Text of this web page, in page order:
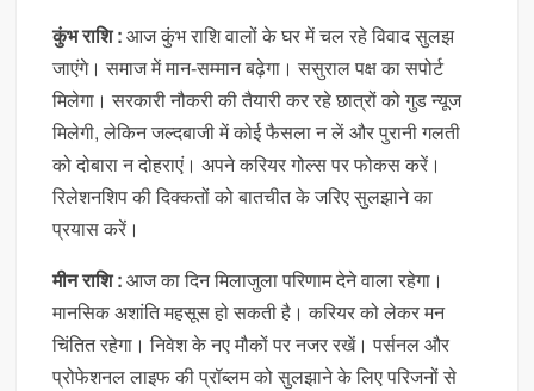
कुंभ राशि :आज कुंभ राशि वालों के घर में चल रहे विवाद सुलझ
जाएंगे। समाज में मान-सम्मान बढ़ेगा। ससुराल पक्ष का सपोर्ट
मिलेगा। सरकारी नौकरी की तैयारी कर रहे छात्रों को गुड न्यूज
मिलेगी, लेकिन जल्दबाजी में कोई फैसला न लें और पुरानी गलती
को दोबारा न दोहराएं। अपने करियर गोल्स पर फोकस करें।
रिलेशनशिप की दिक्कतों को बातचीत के जरिए सुलझाने का
प्रयास करें।
मीन राशि :आज का दिन मिलाजुला परिणाम देने वाला रहेगा।
मानसिक अशांति महसूस हो सकती है। करियर को लेकर मन
चिंतित रहेगा। निवेश के नए मौकों पर नजर रखें। पर्सनल और
प्रोफेशनल लाइफ की प्रॉब्लम को सुलझाने के लिए परिजनों से